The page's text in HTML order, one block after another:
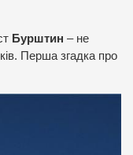
Бурштин – не
Перша згадка про